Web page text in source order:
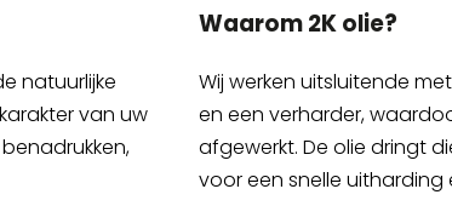
natuurlijke
van uw
Waarom 2K olie?
Wij werken uitsluitende
en een verharder,
afgewerkt. De olie dringt
voor een snelle